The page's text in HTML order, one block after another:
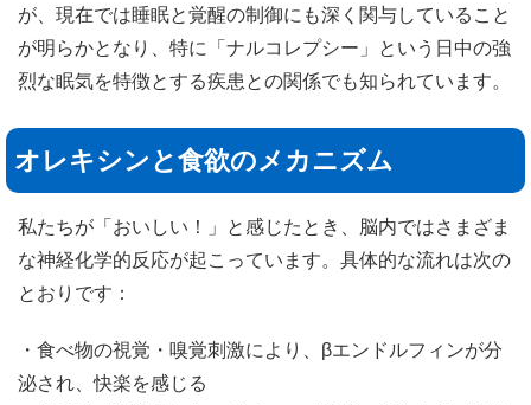
が、現在では睡眠と覚醒の制御にも深く関与していること
が明らかとなり、特に「ナルコレプシー」という日中の強
烈な眠気を特徴とする疾患との関係でも知られています。
オレキシンと食欲のメカニズム
私たちが「おいしい！」と感じたとき、脳内ではさまざま
な神経化学的反応が起こっています。具体的な流れは次の
とおりです：
・食べ物の視覚・嗅覚刺激により、βエンドルフィンが分
泌され、快楽を感じる